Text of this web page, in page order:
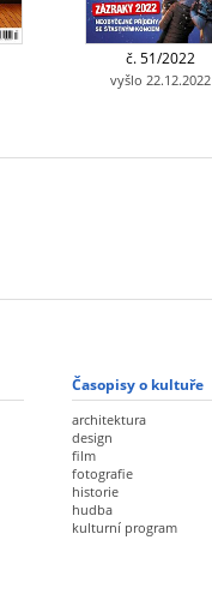
č. 51/2022
vyšlo 22.12.2022
Časopisy o kultuře
architektura
design
film
fotografie
historie
hudba
kulturní program